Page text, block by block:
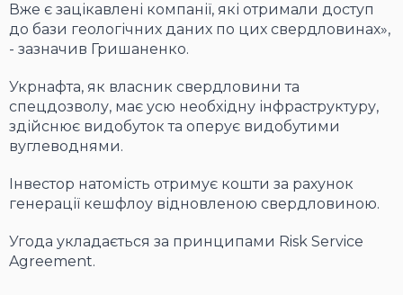
Вже є зацікавлені компанії, які отримали доступ
до бази геологічних даних по цих свердловинах»,
- зазначив Гришаненко.
Укрнафта, як власник свердловини та
спецдозволу, має усю необхідну інфраструктуру,
здійснює видобуток та оперує видобутими
вуглеводнями.
Інвестор натомість отримує кошти за рахунок
генерації кешфлоу відновленою свердловиною.
Угода укладається за принципами Risk Service
Agreement.